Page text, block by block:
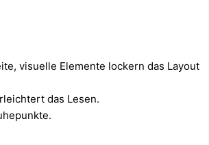
visuelle Elemente lockern das Layout
das Lesen.